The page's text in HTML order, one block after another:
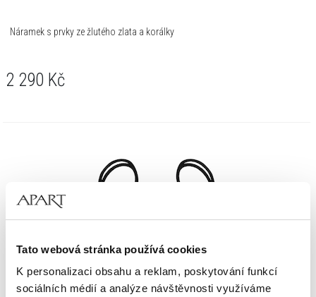
Tato webová stránka používá cookies
K personalizaci obsahu a reklam, poskytování funkcí
sociálních médií a analýze návštěvnosti využíváme
Náramek s prvky ze žlutého zlata a korálky
2 290 Kč